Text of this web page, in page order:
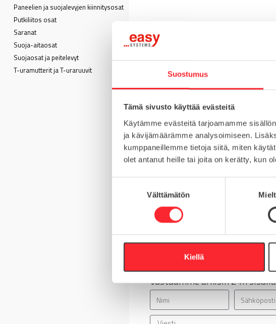
Suostumus
Tämä sivusto käyttää evästeitä
Käytämme evästeitä tarjoamamme
ja kävijämäärämme analysoimiseen.
kumppaneillemme tietoja siitä, miten
olet antanut heille tai joita on kerätty, kun
k
Välttämätön
Kiellä
Paneelien ja suojalevyjen kiinnitysosat
Putkiliitos osat
Saranat
Suoja-aitaosat
Suojaosat ja peitelevyt
T-uramutterit ja T-uraruuvit
MATERIAALI
MYYNTIERÄ
Kysy tuotteista:
Asiakaspalvelu 8-16
+358 10 5262 290
Tai lähetä viesti:
Vastaamme arkisin 24h